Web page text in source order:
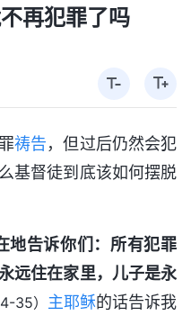
再犯罪了吗
祷告，但过后仍然会犯
基督徒到底该如何摆脱
地告诉你们：所有犯罪
远住在家里，儿子是永
35） 主耶稣的话告诉我